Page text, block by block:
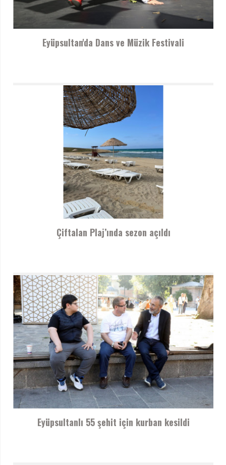
Eyüpsultan'da Dans ve Müzik Festivali
Çiftalan Plaj’ında sezon açıldı
Eyüpsultanlı 55 şehit için kurban kesildi